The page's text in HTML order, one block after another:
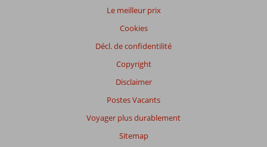
Le meilleur prix
Cookies
Décl. de confidentilité
Copyright
Disclaimer
Postes Vacants
Voyager plus durablement
Sitemap